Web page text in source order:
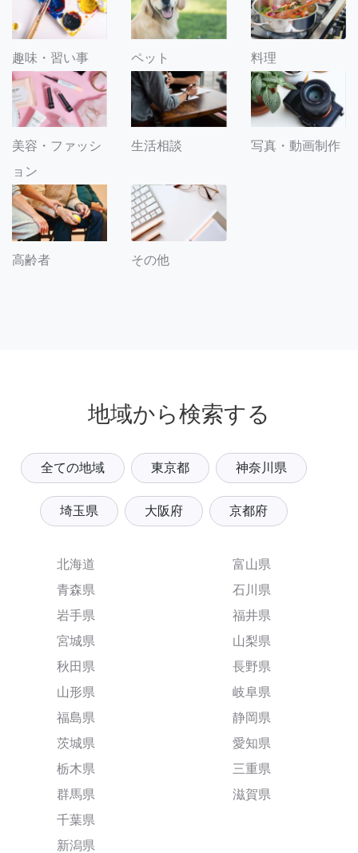
趣味・習い事 ペット 料理
美容・ファッシ
ョン
生活相談 写真・動画制作
高齢者 その他
地域から検索する
全ての地域 東京都 神奈川県
埼玉県 大阪府 京都府
北海道
青森県
岩手県
宮城県
秋田県
山形県
福島県
茨城県
栃木県
群馬県
千葉県
新潟県
富山県
石川県
福井県
山梨県
長野県
岐阜県
静岡県
愛知県
三重県
滋賀県